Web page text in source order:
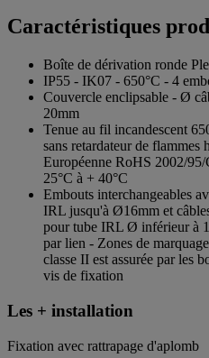
Caractéristiques
Boîte de dérivation ronde
IP55 - IK07 - 650°C - 4
Couvercle enclipsable - Ø
20mm
Tenue au fil incandescent
sans retardateur de flammes
Européenne RoHS 2002/
25°C à + 40°C
Embouts interchangeables
IRL jusqu'à Ø16mm et
pour tube IRL Ø inférieur à
par lien - Zones de
classe II est assurée par les
vis de fixation
Les + installation
Fixation avec rattrapage d'aplomb